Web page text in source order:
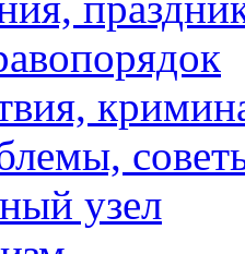
узел